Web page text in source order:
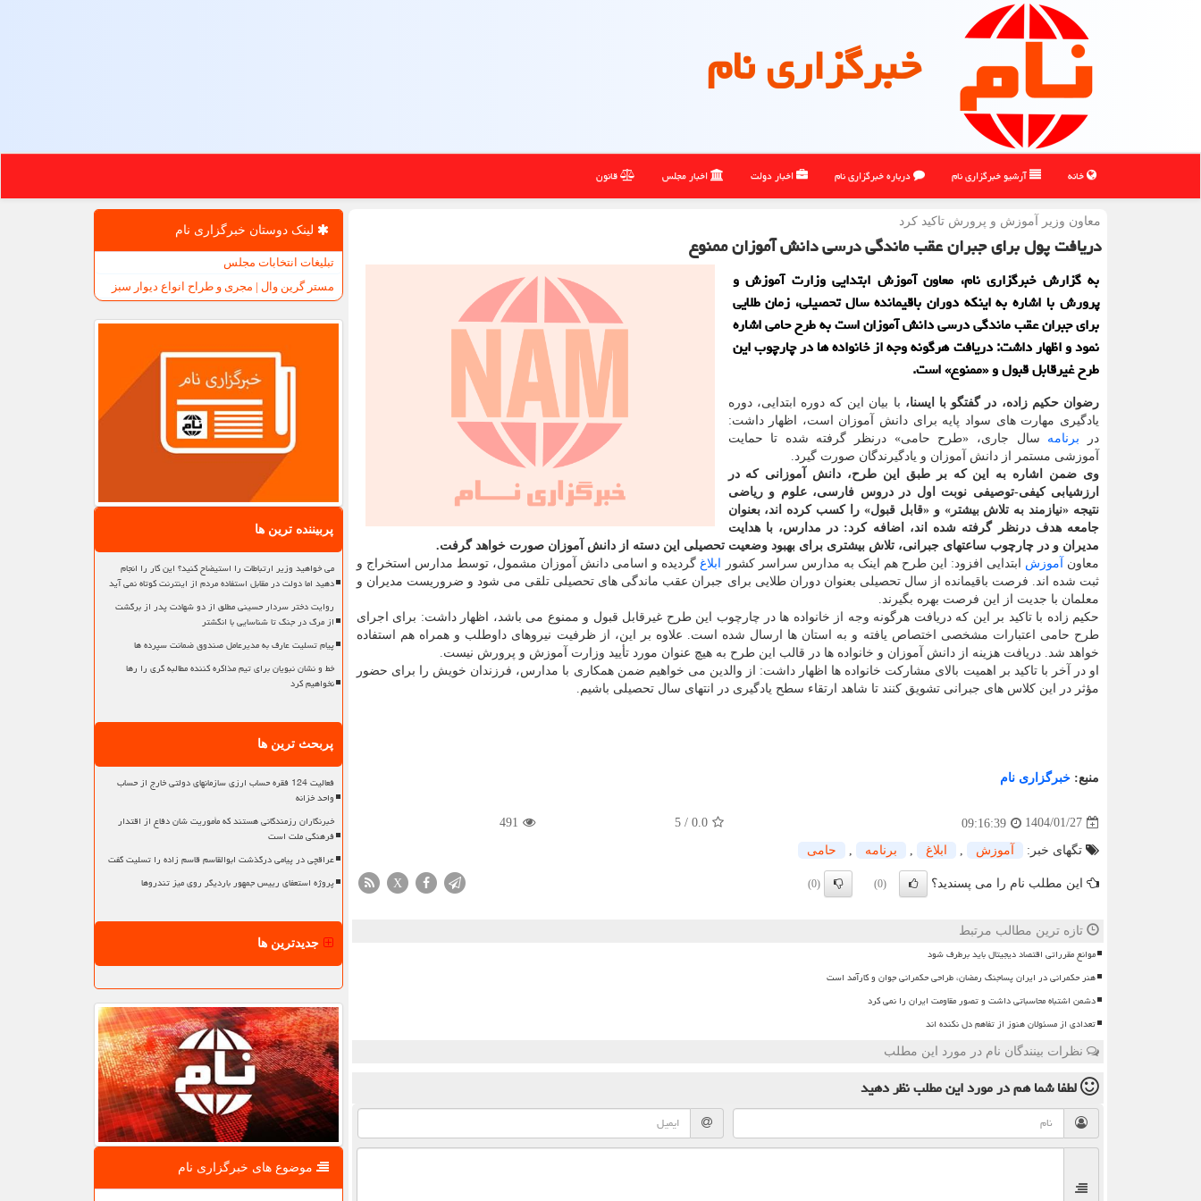
خبرگزاری نام
خانه آرشیو خبرگزاری نام درباره خبرگزاری نام اخبار دولت اخبار مجلس قانون
معاون وزیر آموزش و پرورش تاكید كرد
دریافت پول برای جبران عقب ماندگی درسی دانش آموزان ممنوع
به گزارش خبرگزاری نام، معاون آموزش ابتدایی وزارت آموزش و
پرورش با اشاره به اینکه دوران باقیمانده سال تحصیلی، زمان طلایی
برای جبران عقب ماندگی درسی دانش آموزان است به طرح حامی اشاره
نمود و اظهار داشت: دریافت هرگونه وجه از خانواده ها در چارچوب این
طرح غیرقابل قبول و «ممنوع» است.
رضوان حکیم زاده، در گفتگو با ایسنا، با بیان این که دوره ابتدایی، دوره
یادگیری مهارت های سواد پایه برای دانش آموزان است، اظهار داشت:
در برنامه سال جاری، «طرح حامی» درنظر گرفته شده تا حمایت
آموزشی مستمر از دانش آموزان و یادگیرندگان صورت گیرد.
وی ضمن اشاره به این که بر طبق این طرح، دانش آموزانی که در
ارزشیابی کیفی-توصیفی نوبت اول در دروس فارسی، علوم و ریاضی
نتیجه «نیازمند به تلاش بیشتر» و «قابل قبول» را کسب کرده اند، بعنوان
جامعه هدف درنظر گرفته شده اند، اضافه کرد: در مدارس، با هدایت
مدیران و در چارچوب ساعتهای جبرانی، تلاش بیشتری برای بهبود وضعیت تحصیلی این دسته از دانش آموزان صورت خواهد گرفت.
معاون
آموزش ابتدایی افزود: این طرح هم اینک به مدارس سراسر کشور ابلاغگردیده و اسامی دانش آموزان مشمول، توسط مدارس استخراج و
ثبت شده اند. فرصت باقیمانده از سال تحصیلی بعنوان دوران طلایی برای جبران عقب ماندگی های تحصیلی تلقی می شود و ضروریست مدیران و
معلمان با جدیت از این فرصت بهره بگیرند.
حکیم زاده با تاکید بر این که دریافت هرگونه وجه از خانواده ها در چارچوب این طرح غیرقابل قبول و ممنوع می باشد، اظهار داشت: برای اجرای
طرح حامی اعتبارات مشخصی اختصاص یافته و به استان ها ارسال شده است. علاوه بر این، از ظرفیت نیروهای داوطلب و همراه هم استفاده
خواهد شد. دریافت هزینه از دانش آموزان و خانواده ها در قالب این طرح به هیچ عنوان مورد تأیید وزارت آموزش و پرورش نیست.
او در آخر با تاکید بر اهمیت بالای مشارکت خانواده ها اظهار داشت: از والدین می خواهیم ضمن همکاری با مدارس، فرزندان خویش را برای حضور
مؤثر در این کلاس های جبرانی تشویق کنند تا شاهد ارتقاء سطح یادگیری در انتهای سال تحصیلی باشیم.
منبع: خبرگزاری نام
1404/01/27
09:16:39
0.0
/
5
491
تگهای خبر: آموزش ابلاغ برنامه حامی
این مطلب نام را می پسندید؟ (0)
(0)
X
تازه ترین مطالب مرتبط
موانع مقرراتی اقتصاد دیجیتال باید برطرف شود
هنر حکمرانی در ایران پساجنگ رمضان، طراحی حکمرانی جوان و کارآمد است
دشمن اشتباه محاسباتی داشت و تصور مقاومت ایران را نمی کرد
تعدادی از مسئولان هنوز از تفاهم دل نکنده اند
نظرات بینندگان نام در مورد این مطلب
لطفا شما همدر مورد این مطلبنظر دهید
لینک دوستان خبرگزاری نام
تبلیغات انتخابات مجلس
مستر گرین وال | مجری و طراح انواع دیوار سبز
پربیننده ترین ها
می خواهید وزیر ارتباطات را استیضاح کنید؟ این کار را انجام
دهید اما دولت در مقابل استفاده مردم از اینترنت کوتاه نمی آید
روایت دختر سردار حسینی مطلق از دو شهادت پدر از برگشت
از مرگ در جنگ تا شناسایی با انگشتر
پیام تسلیت عارف به مدیرعامل صندوق ضمانت سپرده ها
خط و نشان نبویان برای تیم مذاکره کننده مطالبه گری را رها
نخواهیم کرد
پربحث ترین ها
فعالیت 124 فقره حساب ارزی سازمانهای دولتی خارج از حساب
واحد خزانه
خبرنگاران رزمندگانی هستند که مأموریت شان دفاع از اقتدار
فرهنگی ملت است
عراقچی در پیامی درگذشت ابوالقاسم قاسم زاده را تسلیت گفت
پروژه استعفای رییس جمهور باردیگر روی میز تندروها
جدیدترین ها
موضوع های خبرگزاری نام